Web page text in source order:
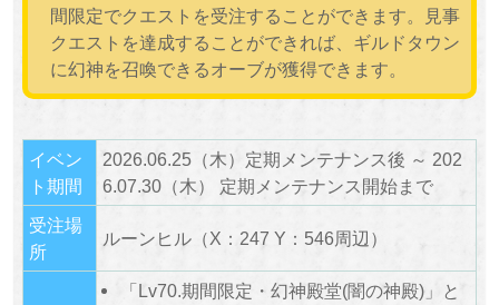
間限定でクエストを受注することができます。見事
クエストを達成することができれば、ギルドタウン
に幻神を召喚できるオーブが獲得できます。
イベン
ト期間
2026.06.25（木）定期メンテナンス後 ～ 202
6.07.30（木） 定期メンテナンス開始まで
受注場
所
ルーンヒル（X：247 Y：546周辺）
「Lv70.期間限定・幻神殿堂(闇の神殿)」と